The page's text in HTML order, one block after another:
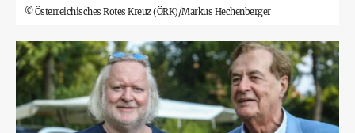
©Österreichisches Rotes Kreuz (ÖRK)/Markus Hechenberger